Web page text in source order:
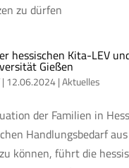
zu dürfen
hessischen Kita-LEV
Gießen
| 12.06.2024|Aktuelles
der Familien in
Handlungsbedarf
können, führt die